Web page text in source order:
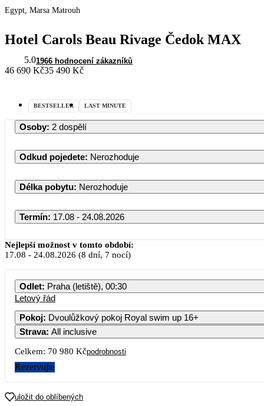
Egypt, Marsa Matrouh
Hotel Carols Beau Rivage Čedok MAX
5.01966 hodnocení zákazníků
46 690 Kč35 490 Kč
BESTSELLER LAST MINUTE
Osoby: 2 dospělí
Odkud pojedete: Nerozhoduje
Délka pobytu: Nerozhoduje
Termín: 17.08 - 24.08.2026
Srpen 2026
PO ÚT ST ČT PÁ SO
Nejlepší možnost v tomto období:
17.08 - 24.08.2026 (8 dní, 7 nocí)
Odlet: Praha (letiště), 00:30
Letový řád
Pokoj: Dvoulůžkový pokoj Royal swim up 16+
Strava: All inclusive
Celkem: 70 980 Kčpodrobnosti
Rezervujte
uložit do oblíbených